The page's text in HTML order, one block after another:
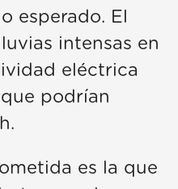
esperado. El
intensas en
eléctrica
podrían
es la que